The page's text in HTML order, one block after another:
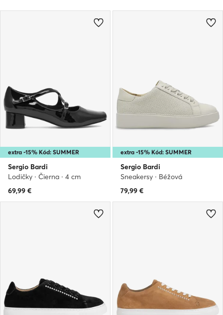
extra -15% Kód: SUMMER
Sergio Bardi
Lodičky · Čierna · 4 cm
69,99 €
extra -15% Kód: SUMMER
Sergio Bardi
Sneakersy · Béžová
79,99 €